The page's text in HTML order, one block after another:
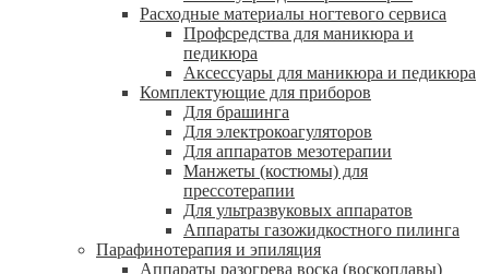
Расходные материалы ногтевого сервиса
Профсредства для маникюра и
педикюра
Аксессуары для маникюра и педикюра
Комплектующие для приборов
Для брашинга
Для электрокоагуляторов
Для аппаратов мезотерапии
Манжеты (костюмы) для
прессотерапии
Для ультразвуковых аппаратов
Аппараты газожидкостного пилинга
Парафинотерапия и эпиляция
Аппараты разогрева воска (воскоплавы)